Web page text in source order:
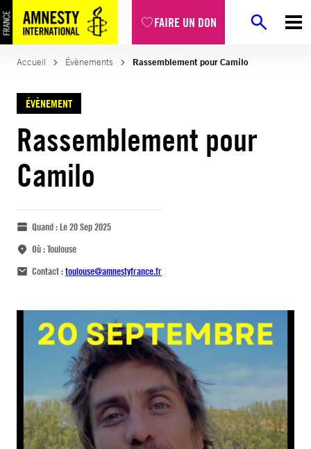
FAIRE UN DON
Accueil Évènements Rassemblement pour Camilo
ÉVÈNEMENT
Rassemblement pour
Camilo
Quand :Le 20 Sep 2025
Où :Toulouse
Contact :toulouse@amnestyfrance.fr